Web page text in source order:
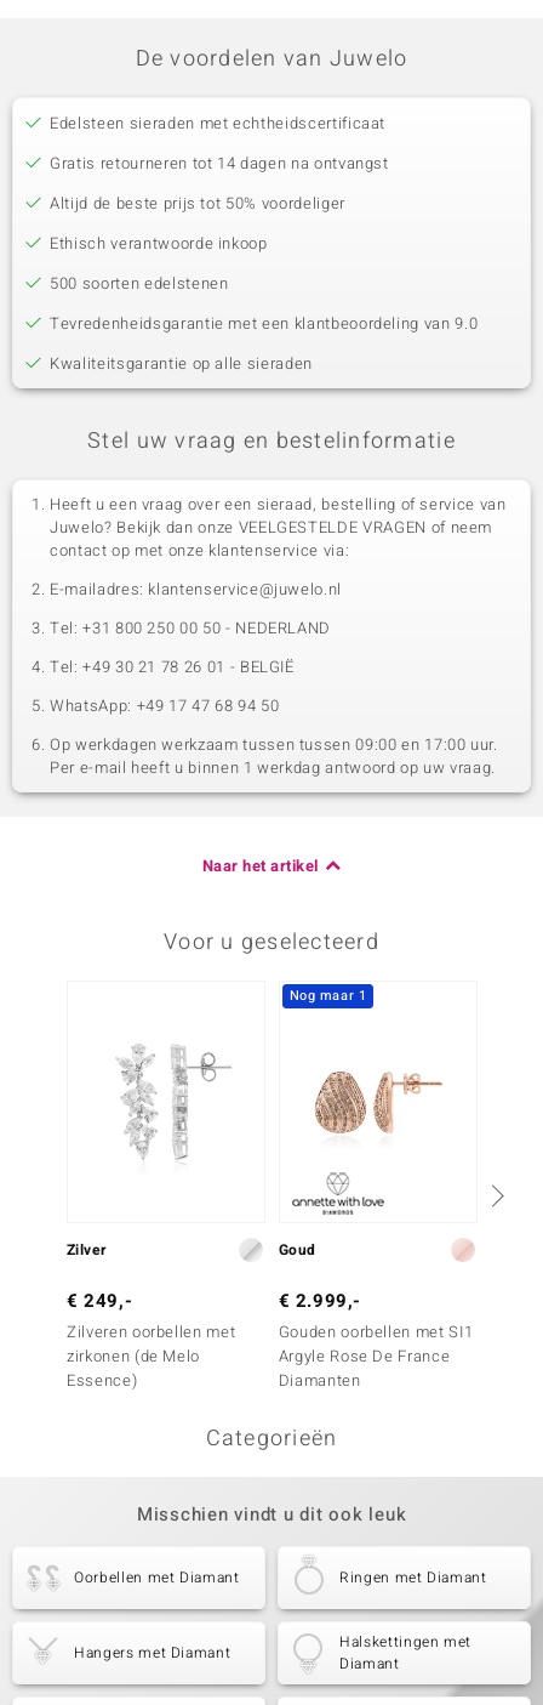
De voordelen van Juwelo
Edelsteen sieraden met echtheidscertificaat
Gratis retourneren tot 14 dagen na ontvangst
Altijd de beste prijs tot 50% voordeliger
Ethisch verantwoorde inkoop
500 soorten edelstenen
Tevredenheidsgarantie met een klantbeoordeling van 9.0
Kwaliteitsgarantie op alle sieraden
Stel uw vraag en bestelinformatie
Heeft u een vraag over een sieraad, bestelling of service van
Juwelo? Bekijk dan onze VEELGESTELDE VRAGEN of neem
contact op met onze klantenservice via:
E-mailadres: klantenservice@juwelo.nl
Tel: +31 800 250 00 50 - NEDERLAND
Tel: +49 30 21 78 26 01 - BELGIË
WhatsApp: +49 17 47 68 94 50
Op werkdagen werkzaam tussen tussen 09:00 en 17:00 uur.
Per e-mail heeft u binnen 1 werkdag antwoord op uw vraag.
Naar het artikel
Voor u geselecteerd
Zilver
€ 249,-
Zilveren oorbellen met
zirkonen (de Melo
Essence)
Nog maar 1
Goud
€ 2.999,-
Gouden oorbellen met SI1
Argyle Rose De France
Diamanten
Categorieën
Misschien vindt u dit ook leuk
Oorbellen met Diamant Ringen met Diamant
Hangers met Diamant
Halskettingen met
Diamant